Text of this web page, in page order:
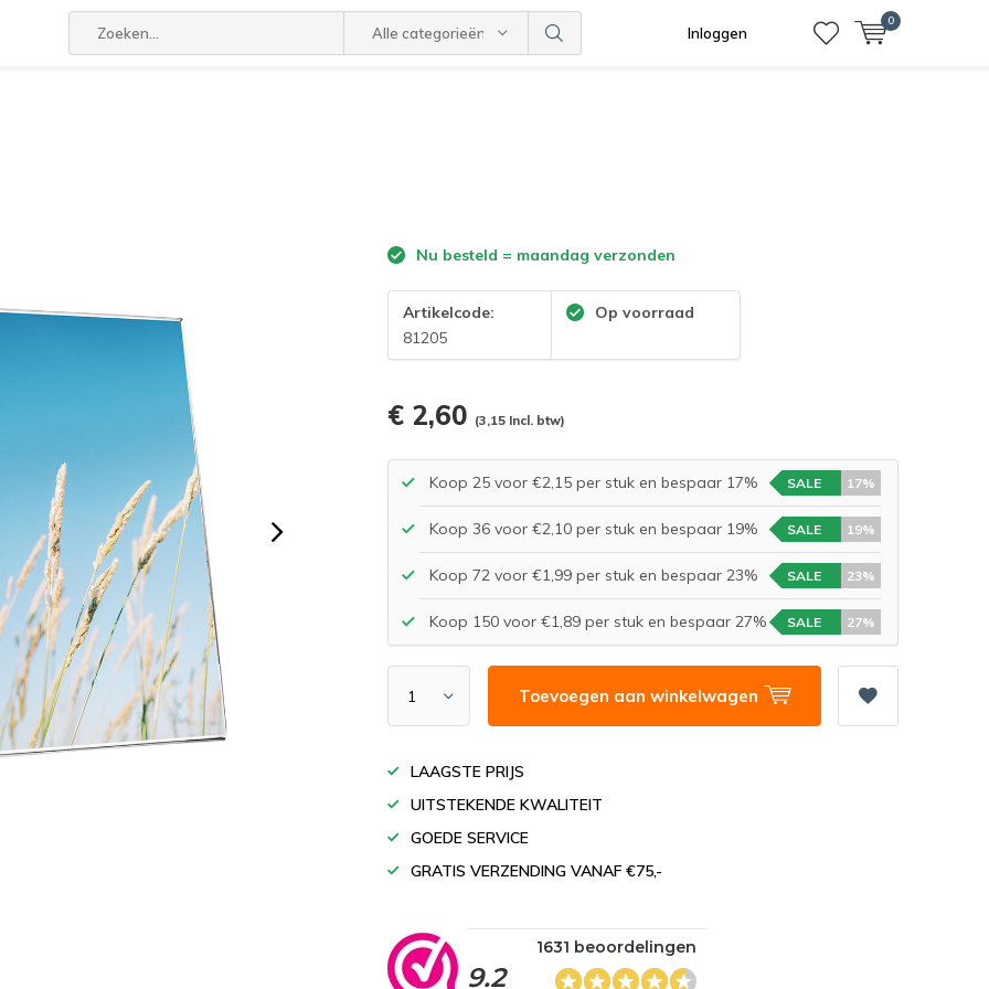
Alle categorieën Inloggen
0
Nu besteld = maandag verzonden
Artikelcode:
81205
Op voorraad
€ 2,60 (3,15 Incl. btw)
Koop 25 voor €2,15 per stuk en bespaar 17% SALE 17%
Koop 36 voor €2,10 per stuk en bespaar 19% SALE 19%
Koop 72 voor €1,99 per stuk en bespaar 23% SALE 23%
Koop 150 voor €1,89 per stuk en bespaar 27% SALE 27%
Toevoegen aan winkelwagen
LAAGSTE PRIJS
UITSTEKENDE KWALITEIT
GOEDE SERVICE
GRATIS VERZENDING VANAF €75,-
9.2
1631 beoordelingen